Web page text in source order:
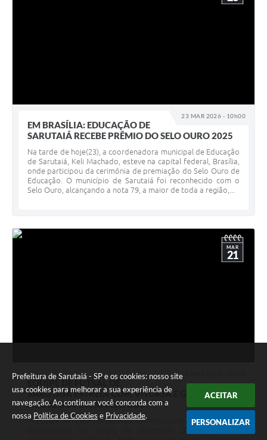
Prefeitura de Sarutaiá - SP e os cookies: nosso site
usa cookies para melhorar a sua experiência de
navegação. Ao continuar você concorda com a
nossa Política de Cookies e Privacidade.
ACEITAR
PERSONALIZAR
23 MAR 2026 - 10h00
EM BRASÍLIA: EDUCAÇÃO DE
SARUTAIÁ RECEBE PRÊMIO DO SELO OURO 2025
Na tarde de hoje(23), a coordenadora municipal de Educação
de Sarutaiá, Keli Machado, esteve na capital federal, Brasília,
onde participou da cerimônia de premiação do Selo Ouro de
Educação. O município de Sarutaiá foi reconhecido com o
Selo Ouro, alcançando a nota 79, a maior de toda a região,...
21 MAR 2026 - 09h50
MAR
21
EQUIPE DE FUTSAL DE
SARUTAIÁ ESTREIA COM VITÓRIA E GOLEADA
NOS JOGOS DA JUVENTUDE
A equipe de futsal de Sarutaiá começou com o pé direito sua